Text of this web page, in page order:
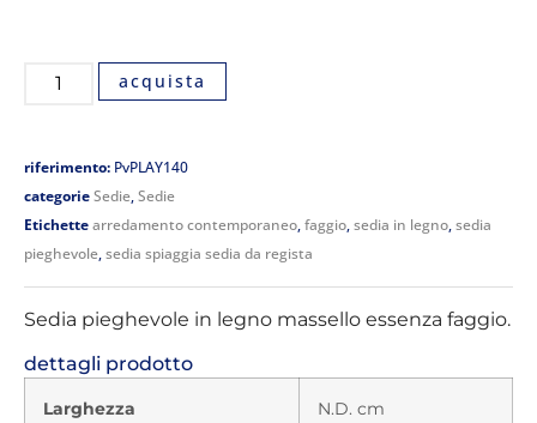
acquista
riferimento: PvPLAY140
categorieSedie,Sedie
Etichettearredamento contemporaneo,faggio,sedia in legno,sedia
pieghevole,sedia spiaggia sedia da regista
Sedia pieghevole in legno massello essenza faggio.
dettagli prodotto
Larghezza N.D. cm